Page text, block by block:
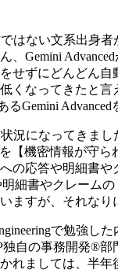
ない文系出身
Gemini
ずにどんどん
なってきたと
Gemini
になってきま
【機密情報が守
応答や明細書
細書やクレー
すが、それな
で勉強
自の事務開発®
ましては、半